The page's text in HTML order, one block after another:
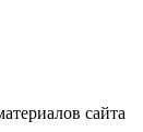
сайта